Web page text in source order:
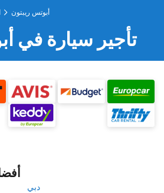
أبوتس ريبتون
تأجير سيارة في
دبي